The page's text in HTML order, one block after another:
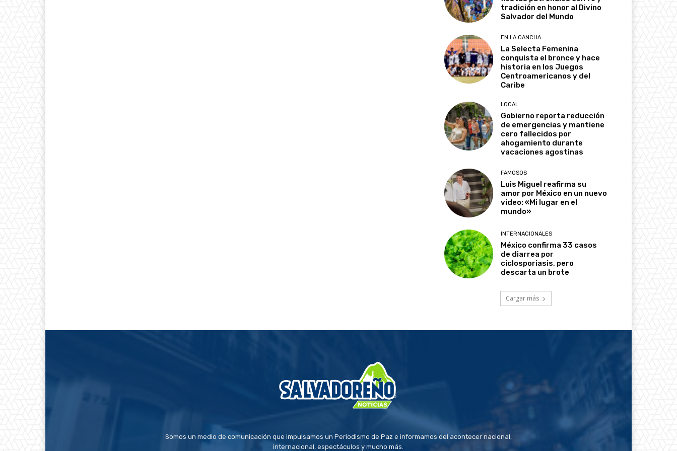
tradición en honor al Divino
Salvador del Mundo
EN LA CANCHA
La Selecta Femenina
conquista el bronce y hace
historia en los Juegos
Centroamericanos y del
Caribe
LOCAL
Gobierno reporta reducción
de emergencias y mantiene
cero fallecidos por
ahogamiento durante
vacaciones agostinas
FAMOSOS
Luis Miguel reafirma su
amor por México en un nuevo
video: «Mi lugar en el
mundo»
INTERNACIONALES
México confirma 33 casos
de diarrea por
ciclosporiasis, pero
descarta un brote
Cargar más
Somos un medio de comunicación que impulsamos un Periodismo de Paz e informamos del acontecer nacional,
internacional, espectáculos y mucho más.